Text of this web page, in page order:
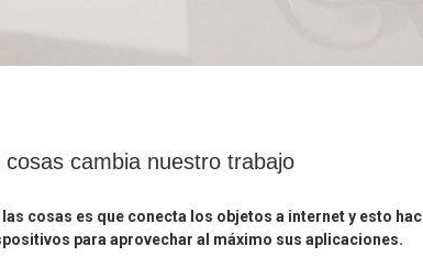
cambia nuestro trabajo
cosas es que conecta los objetos a internet y esto
para aprovechar al máximo sus aplicaciones.